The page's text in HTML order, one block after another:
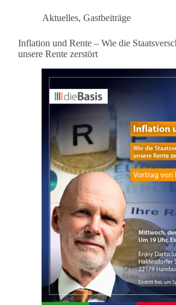
Aktuelles, Gastbeiträge
Inflation und Rente – Wie die
unsere Rente zerstört